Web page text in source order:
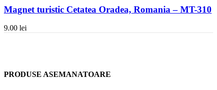
Magnet turistic Cetatea Oradea, Romania – MT-310
9.00 lei
PRODUSE ASEMANATOARE